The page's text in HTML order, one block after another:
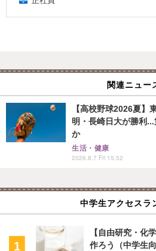
関連ニュー
【高校野球2026夏】
明・長崎日大が勝利
か
生活・健康
2026.8.7 Fri 15:52
中学生アクセスラ
【自由研究・化
作ろう（中学生向